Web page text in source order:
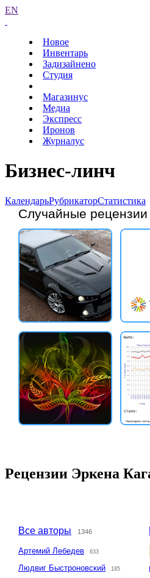
EN
Новое
Инвентарь
Задизайнено
Студия
Магазинус
Медиа
Экспресс
Иронов
Журналус
Бизнес-линч
КалендарьРубрикаторСтатистика
Случайные рецензии
Рецензии Эркена
Все авторы 1346
Артемий Лебедев 633
Людвиг Быстроновский 185